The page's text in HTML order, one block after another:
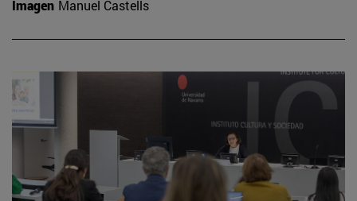
Imagen Manuel Castells